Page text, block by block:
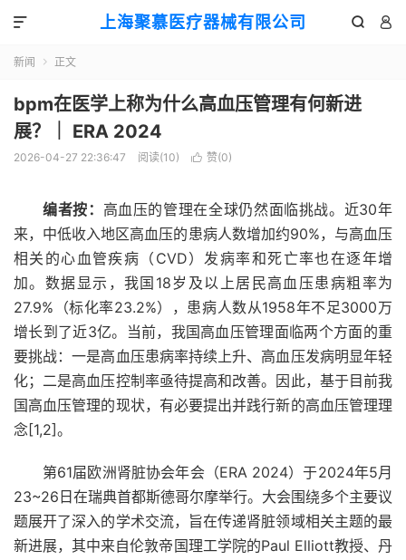
上海聚慕医疗器械有限公司  

新闻  正文
bpm在医学上称为什么高血压管理有何新进
展？｜ ERA 2024
2026-04-27 22:36:47 阅读(10)  赞(0)
编者按： 高血压的管理在全球仍然面临挑战。近30年
来，中低收入地区高血压的患病人数增加约90%，与高血压
相关的心血管疾病（CVD）发病率和死亡率也在逐年增
加。数据显示，我国18岁及以上居民高血压患病粗率为
27.9%（标化率23.2%），患病人数从1958年不足3000万
增长到了近3亿。当前，我国高血压管理面临两个方面的重
要挑战：一是高血压患病率持续上升、高血压发病明显年轻
化；二是高血压控制率亟待提高和改善。因此，基于目前我
国高血压管理的现状，有必要提出并践行新的高血压管理理
念[1,2]。
第61届欧洲肾脏协会年会（ERA 2024）于2024年5月
23~26日在瑞典首都斯德哥尔摩举行。大会围绕多个主要议
题展开了深入的学术交流，旨在传递肾脏领域相关主题的最
新进展，其中来自伦敦帝国理工学院的Paul Elliott教授、丹